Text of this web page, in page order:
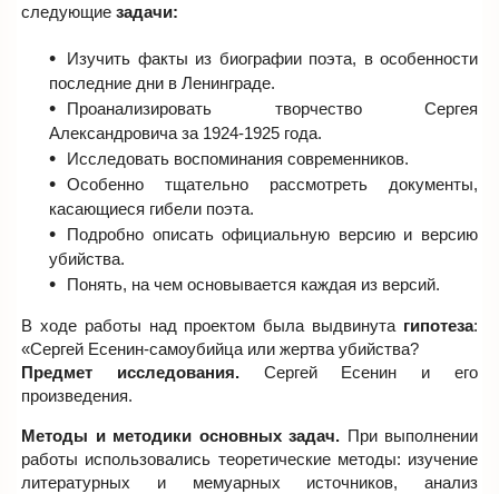
следующие задачи:
Изучить факты из биографии поэта, в особенности
последние дни в Ленинграде.
Проанализировать творчество Сергея
Александровича за 1924-1925 года.
Исследовать воспоминания современников.
Особенно тщательно рассмотреть документы,
касающиеся гибели поэта.
Подробно описать официальную версию и версию
убийства.
Понять, на чем основывается каждая из версий.
В ходе работы над проектом была выдвинута гипотеза:
«Сергей Есенин-самоубийца или жертва убийства?
Предмет исследования.Сергей Есенин и его
произведения.
Методы и методики основных задач. При выполнении
работы использовались теоретические методы: изучение
литературных и мемуарных источников, анализ